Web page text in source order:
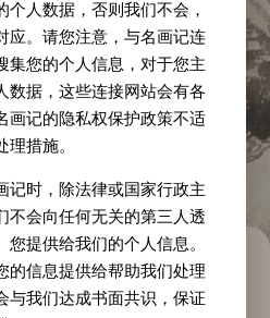
石雄鸡图轴
个人数据，否则我们不会，
应。请您注意，与名画记连
集您的个人信息，对于您主
数据，这些连接网站会有各
画记的隐私权保护政策不适
理措施。
记时，除法律或国家行政主
不会向任何无关的第三人透
提供给我们的个人信息。
的信息提供给帮助我们处理
与我们达成书面共识，保证